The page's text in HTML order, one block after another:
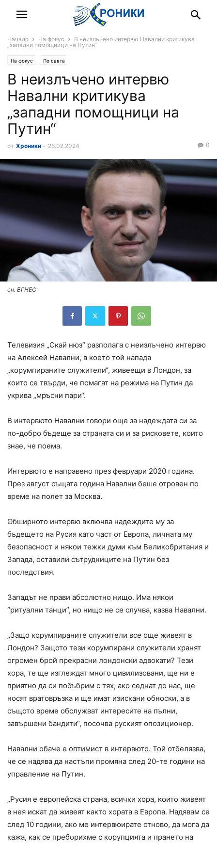
Начало На фокус
В неизлъчено интервю Навални критикува
„западни помощници на Путин“
На фокус По света
В неизлъчено интервю
Навални критикува
„западни помощници на
Путин“
от Хроники - 26.02.2024 0
сн. БГНЕС
Телевизия „Скай нюз“ разполага с неизлъчено интервю
на Алексей Навални, в което той напада
„корумпираните служители“, живеещи в Лондон, за
които се твърди, че помагат на режима на Путин да
укрива „мръсни пари“.
В интервюто Навални говори още за надеждата си за
по-добро бъдеще за страната си и за рисковете, които
знае, че поема.
Интервюто е направено през февруари 2020 година.
През август същата година Навални беше отровен по
време на полет за Москва.
Обширното интервю включва надеждите му за
бъдещето на Русия като част от Европа, личната му
безопасност и някои тежки думи към Великобритания и
Запада, оставили сътрудниците на Путин без
последствия.
Западът не прави абсолютно нищо. Има някои
“ритуални танци”, но нищо не се случва, казва Навални.
„Защо корумпираните служители все още живеят в
Лондон? Защото тези корумпирани служители хранят
огромен брой прекрасни лондонски адвокати? Тези
хора, те ще изглеждат много цивилизовани, ще ни е
приятно да си побъбрим с тях, ако седнат до нас, ще
носят вратовръзка и ще имат изискани обноски, а в
същото време обслужват интересите на пълни,
завършени бандити“, посочва руският опозиционер.
Навални обаче е оптимист в интервюто. Той отбелязва,
че сe надява да настъпи промяна след 20-те години на
управление на Путин.
„Русия е европейска страна, всички хора, които живеят
в нея искат да живеят както хората в Европа. Надявам се
след 10 години, ако ме интервюирате отново, да мога да
кажа, как се преборихме с корупцията и прането на